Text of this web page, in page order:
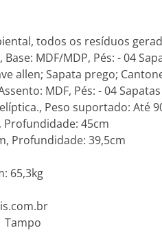
todos os resíduos
MDF/MDP, Pés: - 04
allen; Sapata prego;
MDF, Pés: - 04
Peso suportado: Até
Profundidade: 45cm
Profundidade: 39,5cm
65,3kg
Tampo